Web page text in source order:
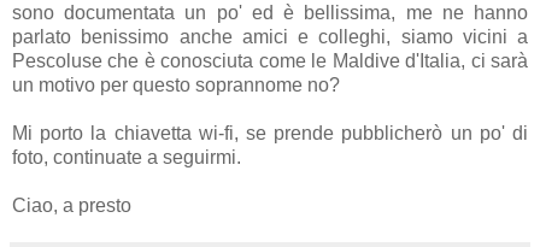
sono documentata un po' ed è bellissima, me ne hanno
parlato benissimo anche amici e colleghi, siamo vicini a
Pescoluse che è conosciuta come le Maldive d'Italia, ci sarà
un motivo per questo soprannome no?
Mi porto la chiavetta wi-fi, se prende pubblicherò un po' di
foto, continuate a seguirmi.
Ciao, a presto